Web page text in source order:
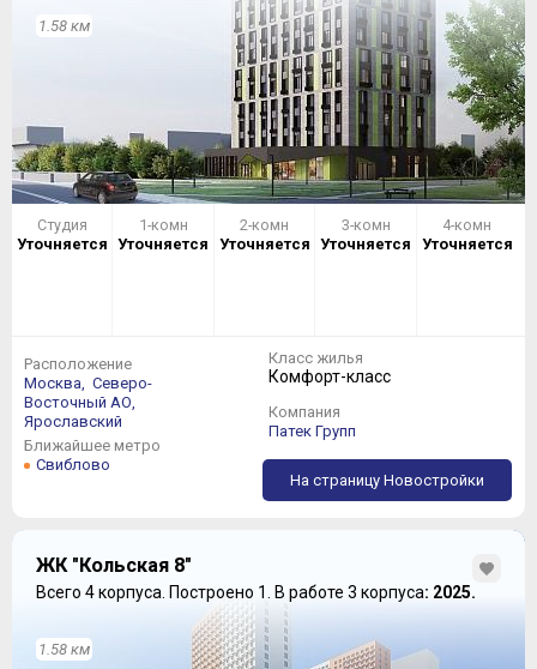
1.58 км
Студия
Уточняется
1-комн
Уточняется
2-комн
Уточняется
3-комн
Уточняется
4-комн
Уточняется
Расположение
Москва,
Северо-
Восточный АО,
Ярославский
Ближайшее метро
Свиблово
Класс жилья
Комфорт-класс
Компания
Патек Групп
На страницу Новостройки
ЖК "Кольская 8"
Всего 4 корпуса. Построено 1. В работе 3 корпуса: 2025.
1.58 км